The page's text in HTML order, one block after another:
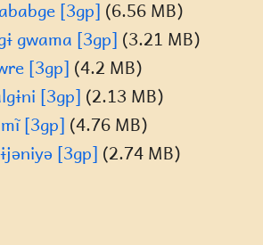
[3gp] (6.56 MB)
gwama [3gp] (3.21 MB)
[3gp] (4.2 MB)
[3gp] (2.13 MB)
mĩ [3gp] (4.76 MB)
[3gp] (2.74 MB)